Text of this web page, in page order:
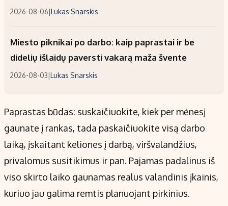
2026-08-06|Lukas Snarskis
Miesto piknikai po darbo: kaip paprastai ir be
didelių išlaidų paversti vakarą maža švente
2026-08-03|Lukas Snarskis
Paprastas būdas: suskaičiuokite, kiek per mėnesį
gaunate į rankas, tada paskaičiuokite visą darbo
laiką, įskaitant keliones į darbą, viršvalandžius,
privalomus susitikimus ir pan. Pajamas padalinus iš
viso skirto laiko gaunamas realus valandinis įkainis,
kuriuo jau galima remtis planuojant pirkinius.